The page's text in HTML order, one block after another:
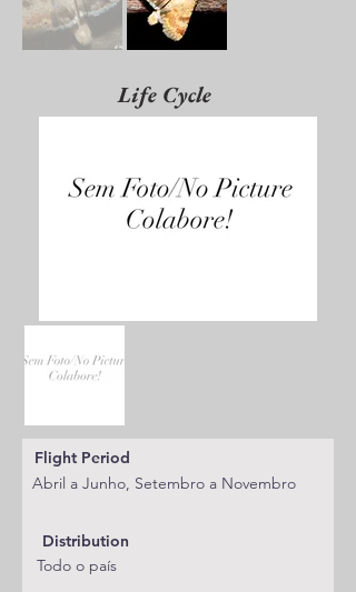
Life Cycle
Flight Period
Abril a Junho, Setembro a Novembro
Distribution
Todo o país